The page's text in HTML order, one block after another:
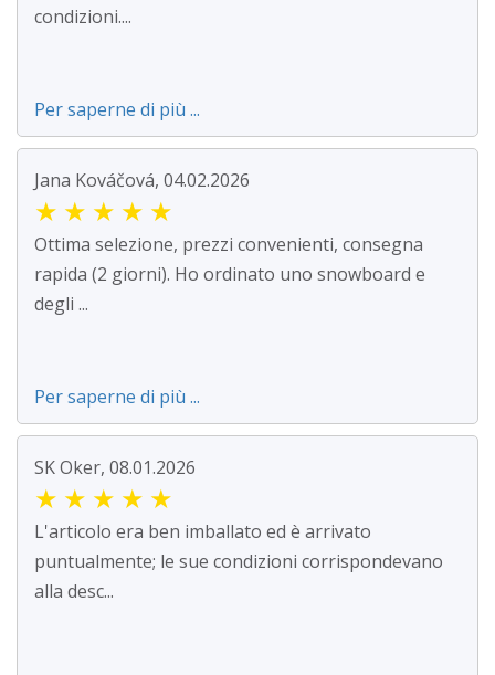
condizioni....
Per saperne di più ...
Jana Kováčová, 04.02.2026
★ ★ ★ ★ ★
Ottima selezione, prezzi convenienti, consegna
rapida (2 giorni). Ho ordinato uno snowboard e
degli ...
Per saperne di più ...
SK Oker, 08.01.2026
★ ★ ★ ★ ★
L'articolo era ben imballato ed è arrivato
puntualmente; le sue condizioni corrispondevano
alla desc...